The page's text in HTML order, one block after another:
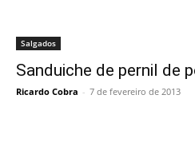
Salgados
Sanduiche de pernil de
Ricardo Cobra - 7 de fevereiro de 2013